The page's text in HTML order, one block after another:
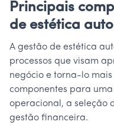
Principais
de estética
A gestão de estética
processos que visam
negócio e torna-lo
componentes para
operacional, a seleção
gestão financeira.